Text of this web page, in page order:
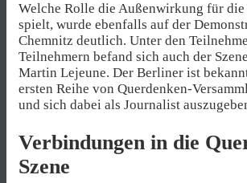
Welche Rolle die Außenwirkung für die
spielt, wurde ebenfalls auf der
Chemnitz deutlich. Unter den
Teilnehmern befand sich auch der
Martin Lejeune. Der Berliner ist
ersten Reihe von Querdenken-
und sich dabei als Journalist
Verbindungen in die
Szene